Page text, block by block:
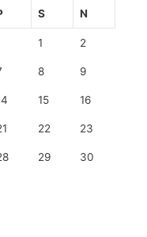
S N
1 2
8 9
15 16
22 23
29 30